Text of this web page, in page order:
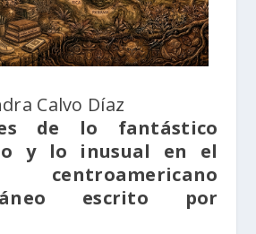
Calvo Díaz
de lo fantástico
y lo inusual en el
escrito por